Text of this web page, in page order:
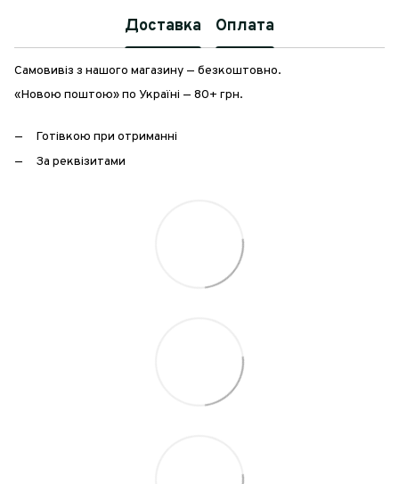
Доставка Оплата
Самовивіз з нашого магазину — безкоштовно.
«Новою поштою» по Україні — 80+ грн.
Готівкою при отриманні
За реквізитами